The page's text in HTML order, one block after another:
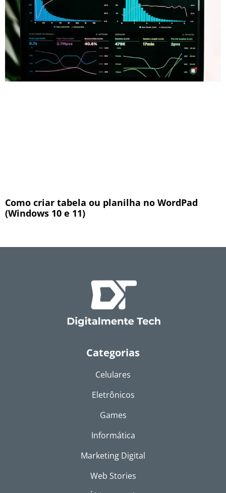
Como criar tabela ou planilha no WordPad
(Windows 10 e 11)
Categorias
Celulares
Eletrônicos
Games
Informática
Marketing Digital
Web Stories